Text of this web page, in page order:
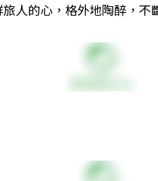
人的心，格外地陶醉，不